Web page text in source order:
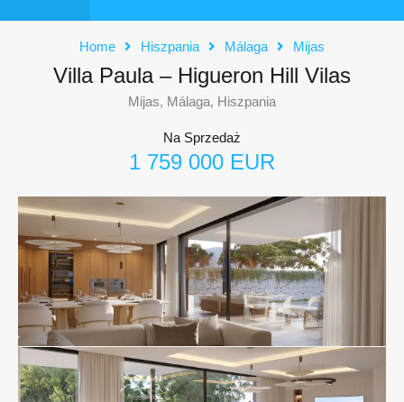
Home Hiszpania Málaga Mijas
Villa Paula – Higueron Hill Vilas
Mijas, Málaga, Hiszpania
Na Sprzedaż
1 759 000 EUR